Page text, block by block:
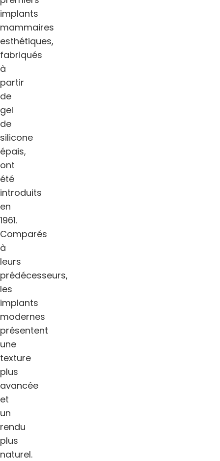
implants
mammaires
esthétiques,
fabriqués
à
partir
de
gel
de
silicone
épais,
ont
été
introduits
en
1961.
Comparés
à
leurs
prédécesseurs,
les
implants
modernes
présentent
une
texture
plus
avancée
et
un
rendu
plus
naturel.